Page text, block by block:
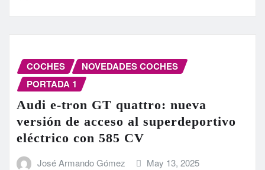
COCHES
NOVEDADES COCHES
PORTADA 1
Audi e-tron GT quattro: nueva
versión de acceso al superdeportivo
eléctrico con 585 CV
José Armando Gómez May 13, 2025